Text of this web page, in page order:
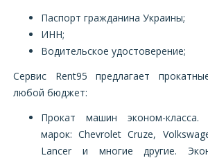
Паспорт гражданина Украины;
ИНН;
Водительское удостоверение;
Сервис Rent95 предлагает
любой бюджет:
Прокат машин эконом-класса.
марок: Chevrolet Cruze,
Lancer и многие другие.